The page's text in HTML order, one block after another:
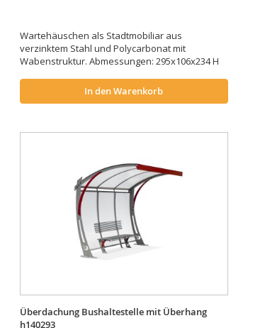
Wartehäuschen als Stadtmobiliar aus
verzinktem Stahl und Polycarbonat mit
Wabenstruktur. Abmessungen: 295x106x234 H
In den Warenkorb
Überdachung Bushaltestelle mit Überhang
h140293